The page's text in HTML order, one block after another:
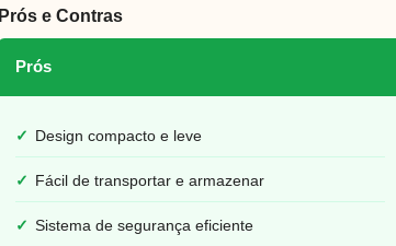
Prós e Contras
Prós
✓ Design compacto e leve
✓ Fácil de transportar e armazenar
✓ Sistema de segurança eficiente